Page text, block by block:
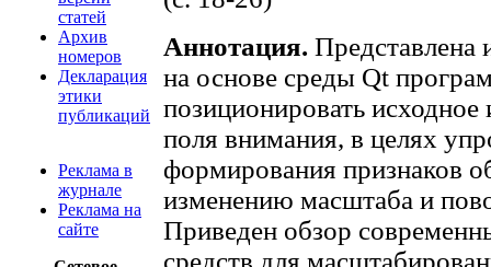
статей
Архив
номеров
Декларация
этики
публикаций
Реклама в
журнале
Реклама на
сайте
Аннотация. Представлена
на основе среды Qt
позиционировать
поля внимания, в целях
формирования признаков
изменению масштаба и
Приведен обзор
средств для